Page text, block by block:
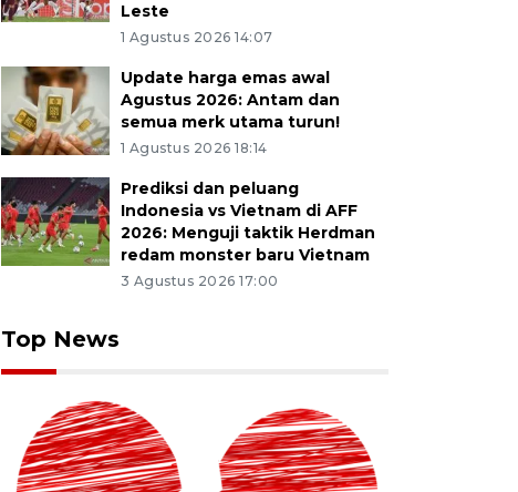
Leste
1 Agustus 2026 14:07
Update harga emas awal
Agustus 2026: Antam dan
semua merk utama turun!
1 Agustus 2026 18:14
Prediksi dan peluang
Indonesia vs Vietnam di AFF
2026: Menguji taktik Herdman
redam monster baru Vietnam
3 Agustus 2026 17:00
Top News